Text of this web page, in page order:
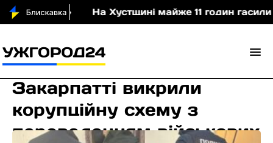
до себе» На Хустщині майже 11 годин гасили
4 тисячі доларів за «тил»
і звільнення: на
Закарпатті викрили
корупційну схему з
переведенням військових